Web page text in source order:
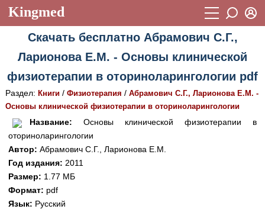
Kingmed
Учебный материал
Видеогалерея 899
Истории болезней 1268
Лекции и презентации
Аккредитационные тесты
Методические рекомендации
Научно-популярное
Пароль
Восстановить пароль
Регистрация
Вход
Скачать бесплатно Абрамович С.Г.,
Ларионова Е.М. - Основы клинической
физиотерапии в оториноларингологии pdf
Раздел: Книги/ Физиотерапия / Абрамович С.Г., Ларионова Е.М. -
Основы клинической физиотерапии в оториноларингологии
Название: Основы клинической физиотерапии в
оториноларингологии
Автор: Абрамович С.Г., Ларионова Е.М.
Год издания: 2011
Размер: 1.77 МБ
Формат: pdf
Язык: Русский